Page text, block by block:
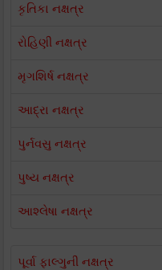
કૃતિકા નક્ષત્ર
રોહિણી નક્ષત્ર
મૃગશિર્ષ નક્ષત્ર
આદ્રા નક્ષત્ર
પુર્નવસુ નક્ષત્ર
પુષ્ય નક્ષત્ર
આશ્લેષા નક્ષત્ર
પૂર્વા ફાલ્ગુની નક્ષત્ર